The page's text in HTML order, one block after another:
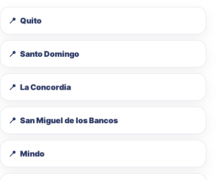
Quito
Santo Domingo
La Concordia
San Miguel de los Bancos
Mindo